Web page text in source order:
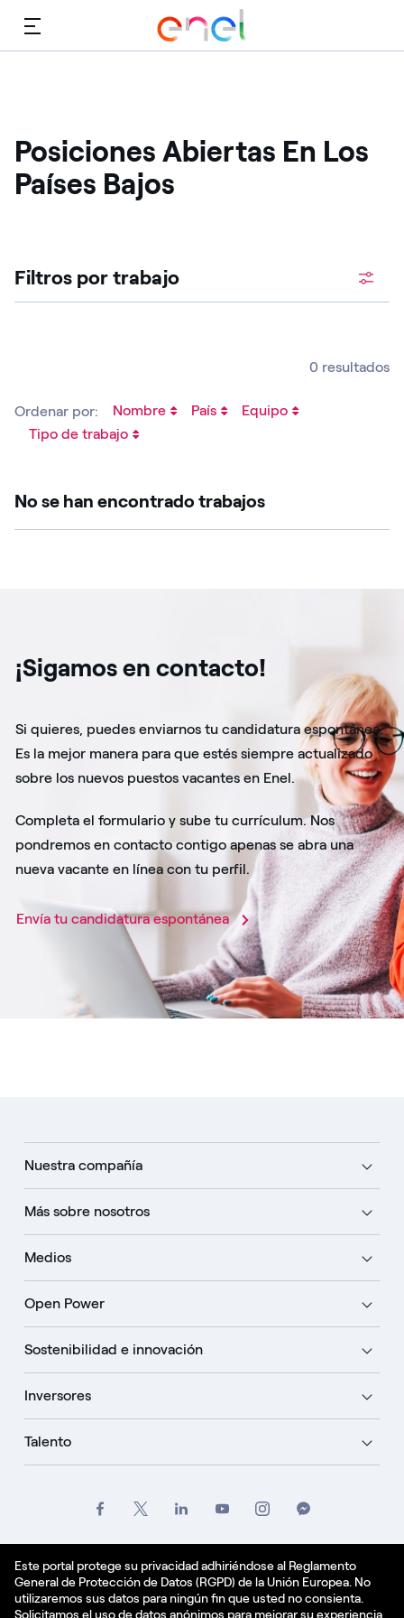
Este portal protege su privacidad adhiriéndose al Reglamento
General de Protección de Datos (RGPD) de la Unión Europea. No
utilizaremos sus datos para ningún fin que usted no consienta.
Solicitamos el uso de datos anónimos para mejorar su experiencia
Menú
Posiciones Abiertas En Los
Países Bajos ​
Filtros por trabajo
0 resultados
Ordenar por:
No se han encontrado trabajos
¡Sigamos en contacto!
Si quieres, puedes enviarnos tu candidatura espontánea.
Es la mejor manera para que estés siempre actualizado
sobre los nuevos puestos vacantes en Enel.
Completa el formulario y sube tu currículum. Nos
pondremos en contacto contigo apenas se abra una
nueva vacante en línea con tu perfil.
Envía tu candidatura espontánea
Nuestra compañía
Más sobre nosotros
Medios
Open Power
Sostenibilidad e innovación
Inversores
Talento
Política de cookies